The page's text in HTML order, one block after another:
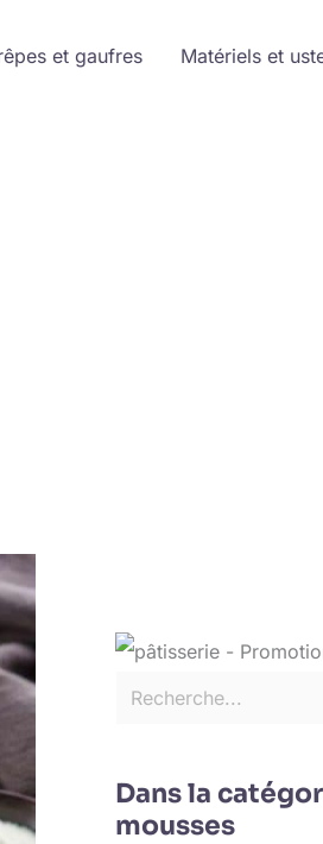
et gaufres
Matériels et
Dans la
mousses